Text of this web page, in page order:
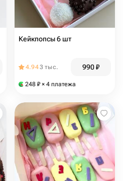
Кейкпопсы 6 шт
4.943 тыс. 990₽
248 ₽ × 4 платежа